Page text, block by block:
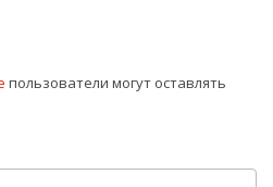
пользователи могут оставлять